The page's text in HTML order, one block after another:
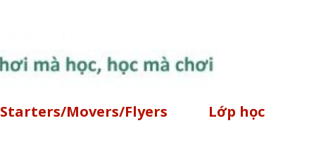
Starters/Movers/Flyers Lớp học